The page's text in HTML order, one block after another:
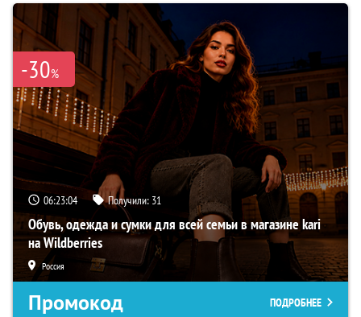
-30%
06:23:03 Получили: 31
Обувь, одежда и сумки для всей семьи в магазине kari
на Wildberries
Россия
Промокод ПОДРОБНЕЕ